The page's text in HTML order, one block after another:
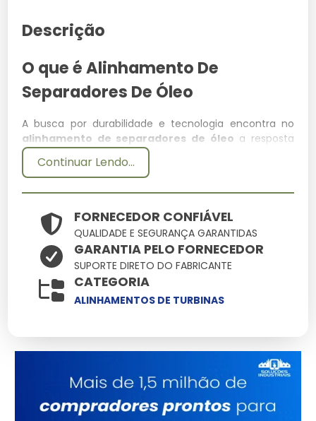
Descrição
O que é Alinhamento De
Separadores De Óleo
A busca por durabilidade e tecnologia encontra no
alinhamento de separadores de óleo a resposta
ideal para demandas rigorosas. Aqui você encontra o
suporte técnico necessário para que o uso de
ganho de produtividade e redução de custos
operacionais.
Especificações Técnicas
Atributo
Engenharia de ponta
Alta tolerância a
impactos e variações
Manuseio
Ergonomia pensada
na facilidade
Continuar Lendo...
FORNECEDOR CONFIÁVEL
QUALIDADE E SEGURANÇA GARANTIDAS
GARANTIA PELO FORNECEDOR
SUPORTE DIRETO DO FABRICANTE
CATEGORIA
ALINHAMENTOS DE TURBINAS